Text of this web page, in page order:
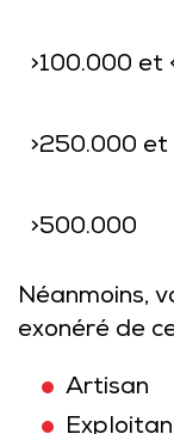
>100.000 et
>250.000 et
>500.000
Néanmoins,
exonéré de
Artisan